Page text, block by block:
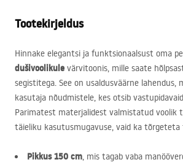
Tootekirjeldus
Hinnake elegantsi ja funktsionaalsust oma
dušivoolikule värvitoonis, mille saate
segistitega. See on usaldusväärne lahendus,
kasutaja nõudmistele, kes otsib
Parimatest materjalidest valmistatud voolik
täieliku kasutusmugavuse, vaid ka tõrgeteta
Pikkus 150 cm, mis tagab vaba